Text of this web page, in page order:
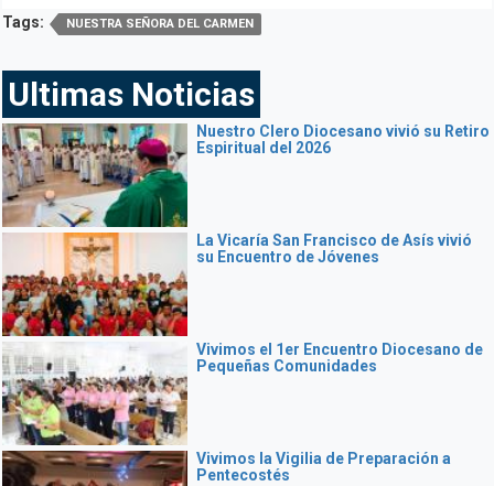
Tags: NUESTRA SEÑORA DEL CARMEN
Ultimas Noticias
Nuestro Clero Diocesano vivió su Retiro
Espiritual del 2026
La Vicaría San Francisco de Asís vivió
su Encuentro de Jóvenes
Vivimos el 1er Encuentro Diocesano de
Pequeñas Comunidades
Vivimos la Vigilia de Preparación a
Pentecostés